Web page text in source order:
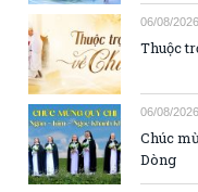
06/08/2026
Thuộc
06/08/2026
Chúc
Dòng